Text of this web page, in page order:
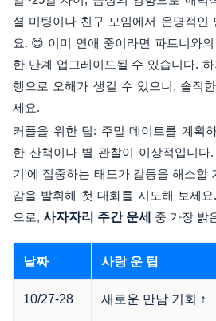
셜 미팅이나 친구 모임에서 운명적인
요. 😊 이미 연애 중이라면 파트너와
한 단계 업그레이드될 수 있습니다.
행으로 오해가 생길 수 있으니, 솔직
세요.
커플을 위한 팁: 주말 데이트를 계획
한 산책이나 별 관찰이 이상적입니다
기'에 집중하는 태도가 갈등을 해소할
감을 발휘해 첫 대화를 시도해 보세
으로, 사자자리 주간 운세 중 가장 밝
날짜 사랑 운 팁
10/27-28 새로운 만남 기회 ↑